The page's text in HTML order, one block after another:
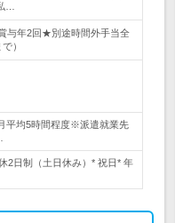
…
与年2回★別途時間外手当全
）
平均5時間程度※派遣就業先
2日制（土日休み）* 祝日* 年